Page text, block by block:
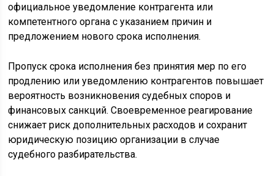
официальное уведомление контрагента или
компетентного органа с указанием причин и
предложением нового срока исполнения.
Пропуск срока исполнения без принятия мер по его
продлению или уведомлению контрагентов повышает
вероятность возникновения судебных споров и
финансовых санкций. Своевременное реагирование
снижает риск дополнительных расходов и сохранит
юридическую позицию организации в случае
судебного разбирательства.